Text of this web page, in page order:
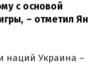
с основой
– отметил Ян
наций Украина –